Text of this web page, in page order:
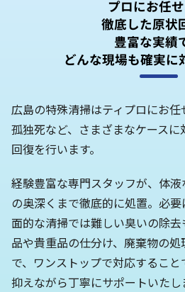
プロにお任せ
徹底した原状
豊富な実績
どんな現場も確実に
広島の特殊清掃はティプロにお
孤独死など、さまざまなケース
回復を行います。
経験豊富な専門スタッフが、体
の奥深くまで徹底的に処置。必
面的な清掃では難しい臭いの除
品や貴重品の仕分け、廃棄物の
で、ワンストップで対応するこ
抑えながら丁寧にサポートいたし